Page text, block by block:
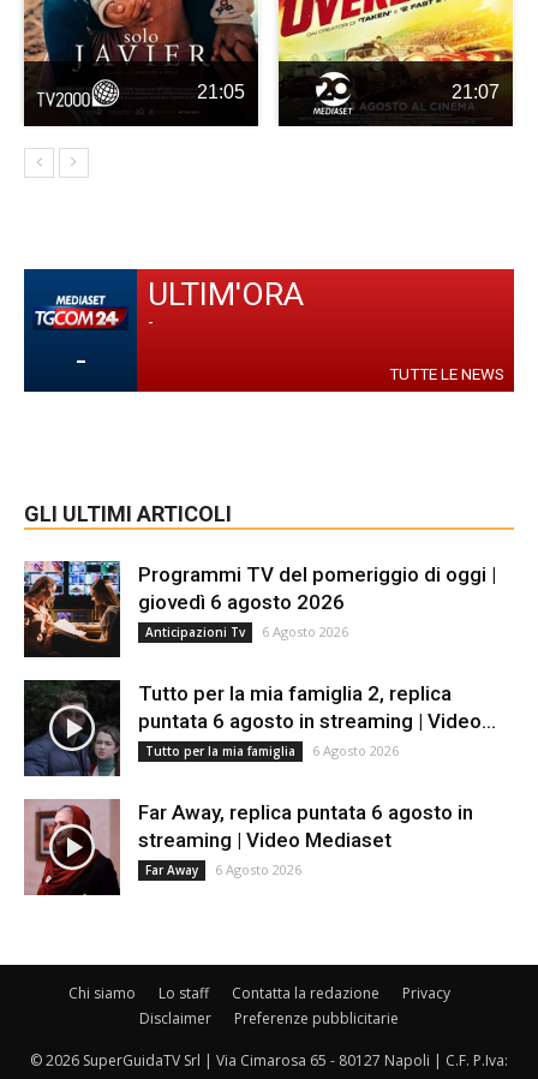
21:05 21:07
-
ULTIM'ORA
-
TUTTE LE NEWS
GLI ULTIMI ARTICOLI
Programmi TV del pomeriggio di oggi |
giovedì 6 agosto 2026
Anticipazioni Tv 6 Agosto 2026
Tutto per la mia famiglia 2, replica
puntata 6 agosto in streaming | Video...
Tutto per la mia famiglia 6 Agosto 2026
Far Away, replica puntata 6 agosto in
streaming | Video Mediaset
Far Away 6 Agosto 2026
Chi siamo Lo staff Contatta la redazione
Privacy
Disclaimer
Preferenze pubblicitarie
© 2026 SuperGuidaTV Srl | Via Cimarosa 65 - 80127 Napoli | C.F. P.Iva: